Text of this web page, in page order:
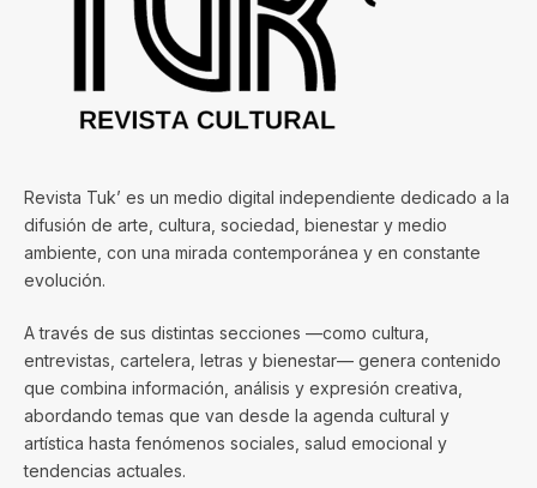
Revista Tuk’ es un medio digital independiente dedicado a la
difusión de arte, cultura, sociedad, bienestar y medio
ambiente, con una mirada contemporánea y en constante
evolución.
A través de sus distintas secciones —como cultura,
entrevistas, cartelera, letras y bienestar— genera contenido
que combina información, análisis y expresión creativa,
abordando temas que van desde la agenda cultural y
artística hasta fenómenos sociales, salud emocional y
tendencias actuales.